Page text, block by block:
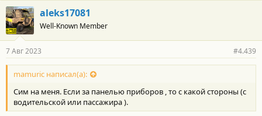
aleks17081
Well-Known Member
7 Авг 2023 #4.439
mamuric написал(а):
Сим на меня. Если за панелью приборов , то с какой стороны (с
водительской или пассажира ).